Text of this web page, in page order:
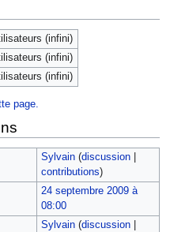
(infini)
(infini)
(infini)
page.
Sylvain (discussion|
contributions)
24 septembre 2009 à
08:00
Sylvain (discussion|